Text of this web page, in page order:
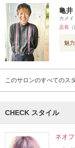
亀井
カメ
店長
魅
このサロンのすべてのス
CHECK スタイル
ネオ